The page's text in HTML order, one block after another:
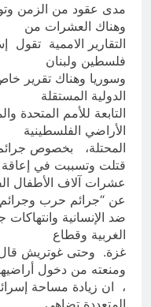
مدى عقود من الزمن
وهناك العشرات من
التقارير الاممية
فلسطين ولبنان
وسوريا وهناك تقرير
الدولية المستقلة
التابعة للأمم المتحدة
الأراضي الفلسطينية
المحتلة، بخصوص
قتلت وتسببت في إعاقة
عشرات آلاف الأطفال
عن “جرائم حرب وجرائم
ضد الإنسانية
الغربية وقطاع
غزة. وحتى غوتريش قال
ومنعته من دخول
، ان زيادة مساحة